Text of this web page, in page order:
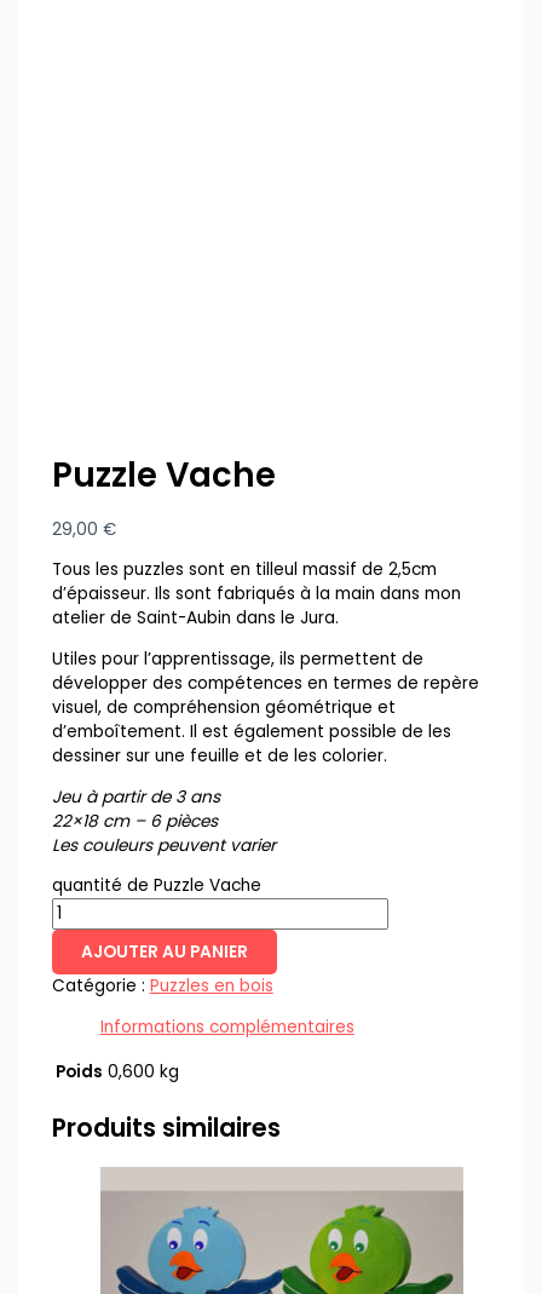
Puzzle Vache
29,00 €
Tous les puzzles sont en tilleul massif de 2,5cm
d’épaisseur. Ils sont fabriqués à la main dans mon
atelier de Saint-Aubin dans le Jura.
Utiles pour l’apprentissage, ils permettent de
développer des compétences en termes de repère
visuel, de compréhension géométrique et
d’emboîtement. Il est également possible de les
dessiner sur une feuille et de les colorier.
Jeu à partir de 3 ans
22×18 cm – 6 pièces
Les couleurs peuvent varier
quantité de Puzzle Vache
AJOUTER AU PANIER
Catégorie : Puzzles en bois
Informations complémentaires
Poids 0,600 kg
Produits similaires